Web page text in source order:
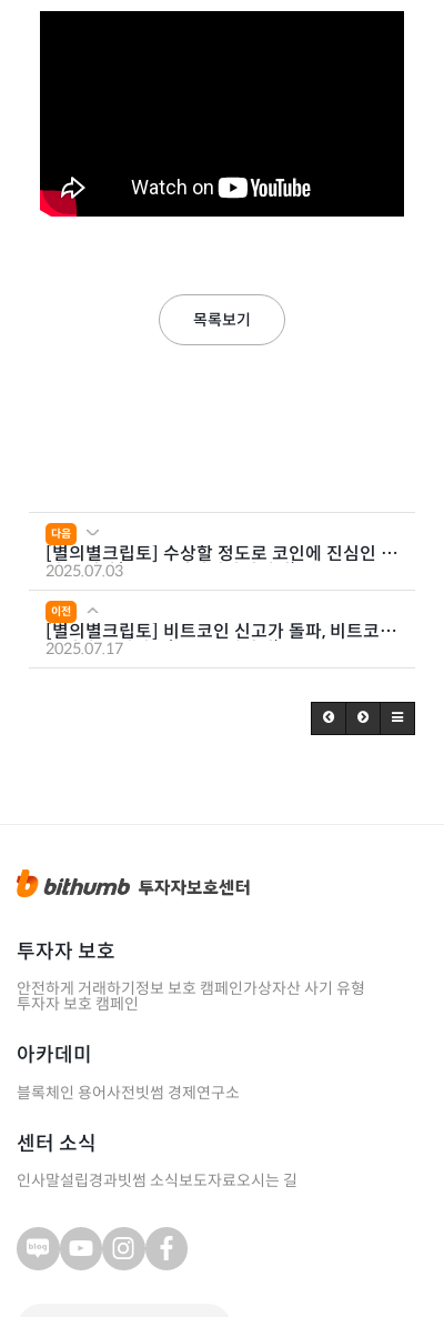
목록보기
다음
[별의별크립토] 수상할 정도로 코인에 진심인 트
럼프 일가(ft.월드리버티파이낸셜)
2025.07.03
이전
[별의별크립토] 비트코인 신고가 돌파, 비트코인
쓸어담는 기업들(ft.스트레티지)
2025.07.17
투자자 보호
안전하게 거래하기정보 보호 캠페인가상자산 사기 유형
투자자 보호 캠페인
아카데미
블록체인 용어사전빗썸 경제연구소
센터 소식
인사말설립경과빗썸 소식보도자료오시는 길